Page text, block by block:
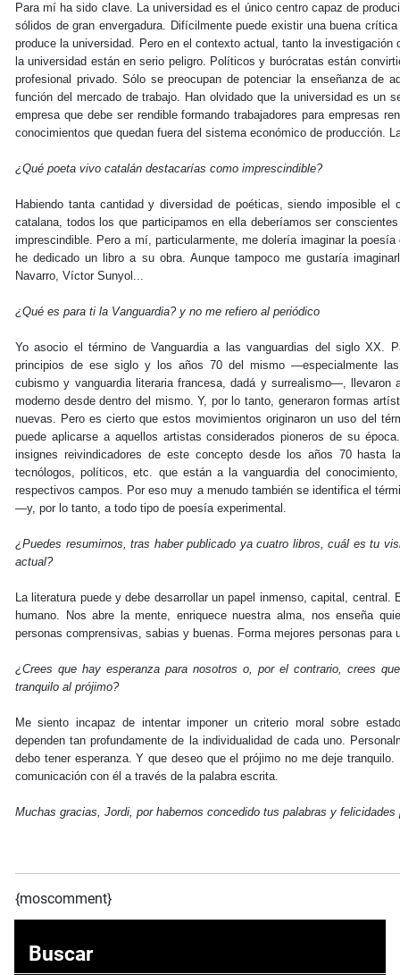
Para mí ha sido clave. La universidad es el único centro capaz de
sólidos de gran envergadura. Difícilmente puede existir una buena
produce la universidad. Pero en el contexto actual, tanto la investigación
la universidad están en serio peligro. Políticos y burócratas están
profesional privado. Sólo se preocupan de potenciar la enseñanza de
función del mercado de trabajo. Han olvidado que la universidad es un
empresa que debe ser rendible formando trabajadores para empresas
conocimientos que quedan fuera del sistema económico de producción.
¿Qué poeta vivo catalán destacarías como imprescindible?
Habiendo tanta cantidad y diversidad de poéticas, siendo imposible
catalana, todos los que participamos en ella deberíamos ser
imprescindible. Pero a mí, particularmente, me dolería imaginar la
he dedicado un libro a su obra. Aunque tampoco me gustaría
Navarro, Víctor Sunyol...
¿Qué es para ti la Vanguardia? y no me refiero al periódico
Yo asocio el término de Vanguardia a las vanguardias del siglo XX.
principios de ese siglo y los años 70 del mismo —especialmente las
cubismo y vanguardia literaria francesa, dadá y surrealismo—, llevaron
moderno desde dentro del mismo. Y, por lo tanto, generaron formas
nuevas. Pero es cierto que estos movimientos originaron un uso del
puede aplicarse a aquellos artistas considerados pioneros de su
insignes reivindicadores de este concepto desde los años 70 hasta
tecnólogos, políticos, etc. que están a la vanguardia del
respectivos campos. Por eso muy a menudo también se identifica el
—y, por lo tanto, a todo tipo de poesía experimental.
¿Puedes resumirnos, tras haber publicado ya cuatro libros, cuál es tu
actual?
La literatura puede y debe desarrollar un papel inmenso, capital,
humano. Nos abre la mente, enriquece nuestra alma, nos enseña
personas comprensivas, sabias y buenas. Forma mejores personas para
¿Crees que hay esperanza para nosotros o, por el contrario, crees
tranquilo al prójimo?
Me siento incapaz de intentar imponer un criterio moral sobre
dependen tan profundamente de la individualidad de cada uno.
debo tener esperanza. Y que deseo que el prójimo no me deje
comunicación con él a través de la palabra escrita.
Muchas gracias, Jordi, por habernos concedido tus palabras y
{moscomment}
Buscar